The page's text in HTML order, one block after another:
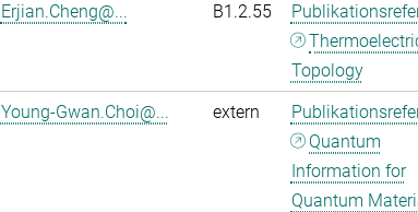
Erjian.Cheng@... B1.2.55
Topology
Young-Gwan.Choi@... extern
Quantum
Information for
Quantum